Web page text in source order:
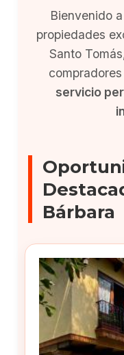
Bienvenido a
propiedades
Santo
servicio
Bárbara